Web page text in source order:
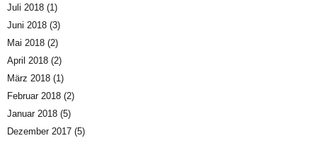
Juli 2018 (1)
Juni 2018 (3)
Mai 2018 (2)
April 2018 (2)
März 2018 (1)
Februar 2018 (2)
Januar 2018 (5)
Dezember 2017 (5)